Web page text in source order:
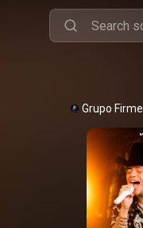
Grupo Firme